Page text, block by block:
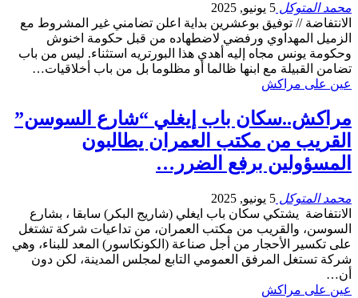
محمد المتوكل 5 يونيو, 2025
الانتفاضة // توفيق بوعشرين بداية اعلن تضامني غير المشروط مع
الزميل المهداوي ورفضي لاضطهاده من قبل حكومة اخنوش
وحكومة يونس مجاه إليه أهدي هذا البورتريه استثناء. ليس من باب
تضامن القبيلة مع ابنها ظالما أو مظلوما بل من باب أخلاقيات…
عين على مراكش
مراكش..سكان باب إيغلي “شارع السوسن”
القريب من مكتب العمران يطالبون
المسؤولين برفع الضرر…
محمد المتوكل 5 يونيو, 2025
الانتفاضة يشتكي سكان باب ايغلي (شاريج البكر) سابقا ، بشارع
السوسن، والقريب من مكتب العمران، من تداعيات شركة تشتغل
على تكسير الأحجار من أجل صناعة (الكونكاسور) المعد للبناء، وهي
شركة تستغل المرفق العمومي التابع لمجلس المدينة، لكن دون
أن…
عين على مراكش